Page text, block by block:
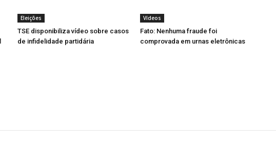
Eleições
TSE disponibiliza vídeo sobre casos
de infidelidade partidária
Vídeos
Fato: Nenhuma fraude foi
comprovada em urnas eletrônicas